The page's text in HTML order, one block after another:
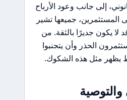
إلى جانب وعود الأرباح
المستثمرين، جميعها تشير
لا يكون جديرًا بالثقة. من
الحذر وأن يتجنبوا
يظهر مثل هذه الشكوك.
والتوصية